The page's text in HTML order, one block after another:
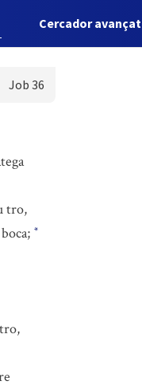
Cercador avançat
Job 36
tro,
*